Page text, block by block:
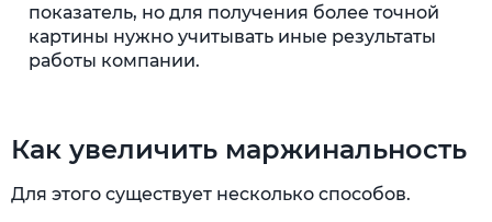
показатель, но для получения более точной
картины нужно учитывать иные результаты
работы компании.
Как увеличить маржинальность
Для этого существует несколько способов.